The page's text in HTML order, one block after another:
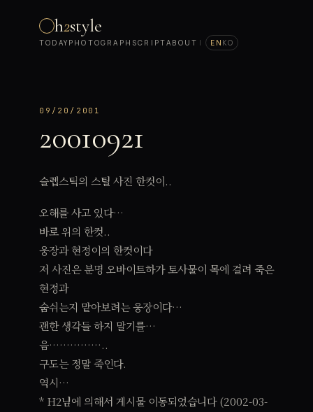
h2style
TODAY PHOTOGRAPH SCRIPTABOUT | EN KO
09/20/2001
20010921
슬렙스틱의 스틸 사진 한컷이..
오해를 사고 있다…
바로 위의 한컷..
웅장과 현정이의 한컷이다
저 사진은 분명 오바이트하가 토사물이 목에 걸려 죽은
현정과
숨쉬는지 맡아보려는 웅장이다…
괜한 생각들 하지 말기를…
음……………..
구도는 정말 죽인다.
역시…
* H2님에 의해서 게시물 이동되었습니다 (2002-03-